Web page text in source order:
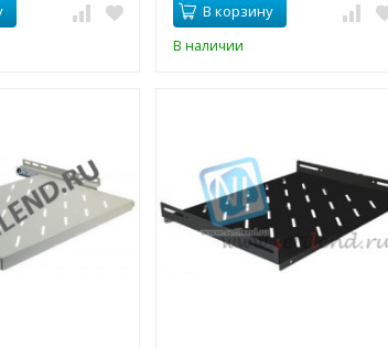
В корзину
В наличии